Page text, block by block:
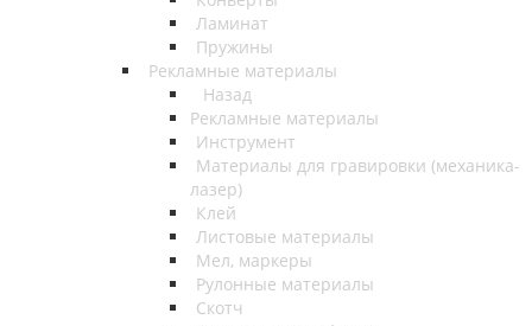
Ламинат
Пружины
Рекламные материалы
Назад
Рекламные материалы
Инструмент
Материалы для гравировки (механика-
лазер)
Клей
Листовые материалы
Мел, маркеры
Рулонные материалы
Скотч